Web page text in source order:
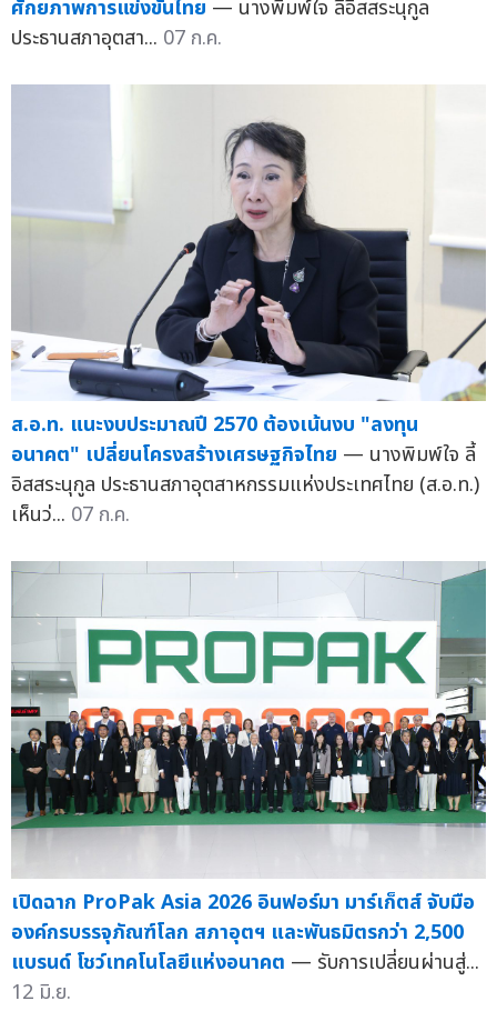
ศักยภาพการแข่งขันไทย — นางพิมพ์ใจ ลี้อิสสระนุกูล
ประธานสภาอุตสา... 07 ก.ค.
ส.อ.ท. แนะงบประมาณปี 2570 ต้องเน้นงบ "ลงทุน
อนาคต" เปลี่ยนโครงสร้างเศรษฐกิจไทย — นางพิมพ์ใจ ลี้
อิสสระนุกูล ประธานสภาอุตสาหกรรมแห่งประเทศไทย (ส.อ.ท.)
เห็นว่... 07 ก.ค.
เปิดฉาก ProPak Asia 2026 อินฟอร์มา มาร์เก็ตส์ จับมือ
องค์กรบรรจุภัณฑ์โลก สภาอุตฯ และพันธมิตรกว่า 2,500
แบรนด์ โชว์เทคโนโลยีแห่งอนาคต — รับการเปลี่ยนผ่านสู่...
12 มิ.ย.